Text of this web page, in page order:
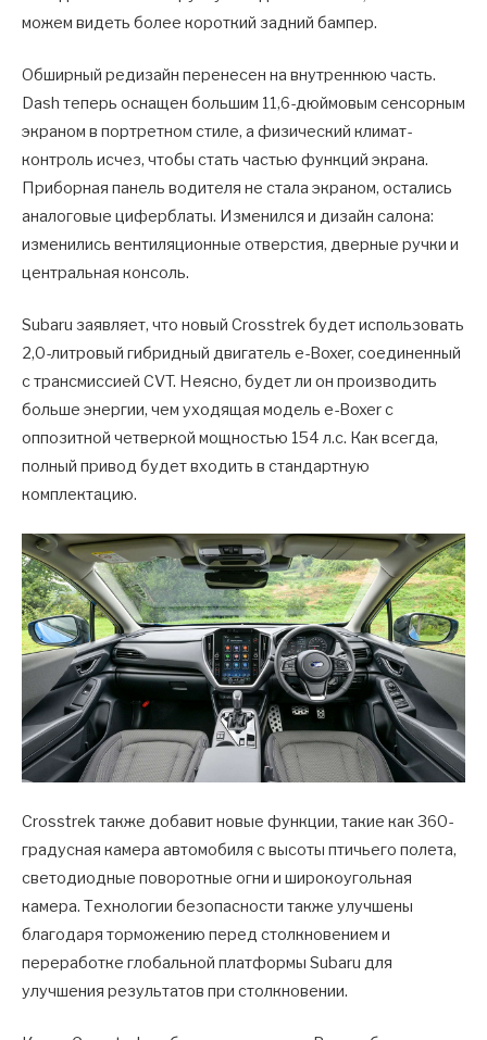
можем видеть более короткий задний бампер.
Обширный редизайн перенесен на внутреннюю часть.
Dash теперь оснащен большим 11,6-дюймовым сенсорным
экраном в портретном стиле, а физический климат-
контроль исчез, чтобы стать частью функций экрана.
Приборная панель водителя не стала экраном, остались
аналоговые циферблаты. Изменился и дизайн салона:
изменились вентиляционные отверстия, дверные ручки и
центральная консоль.
Subaru заявляет, что новый Crosstrek будет использовать
2,0-литровый гибридный двигатель e-Boxer, соединенный
с трансмиссией CVT. Неясно, будет ли он производить
больше энергии, чем уходящая модель e-Boxer с
оппозитной четверкой мощностью 154 л.с. Как всегда,
полный привод будет входить в стандартную
комплектацию.
Crosstrek также добавит новые функции, такие как 360-
градусная камера автомобиля с высоты птичьего полета,
светодиодные поворотные огни и широкоугольная
камера. Технологии безопасности также улучшены
благодаря торможению перед столкновением и
переработке глобальной платформы Subaru для
улучшения результатов при столкновении.